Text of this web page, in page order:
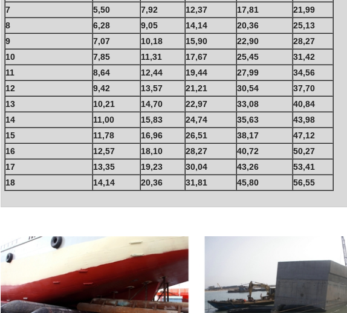
7
5,50 7,92 12,37 17,81
21,99
8
6,28 9,05 14,14 20,36
25,13
9
7,07 10,18 15,90 22,90
28,27
10
7,85 11,31 17,67 25,45
31,42
11
8,64 12,44 19,44 27,99
34,56
12
9,42 13,57 21,21 30,54
37,70
13
10,21 14,70 22,97 33,08
40,84
14
11,00 15,83 24,74 35,63
43,98
15
11,78 16,96 26,51 38,17
47,12
16
12,57 18,10 28,27 40,72
50,27
17
13,35 19,23 30,04 43,26
53,41
18
14,14 20,36 31,81 45,80 56,55